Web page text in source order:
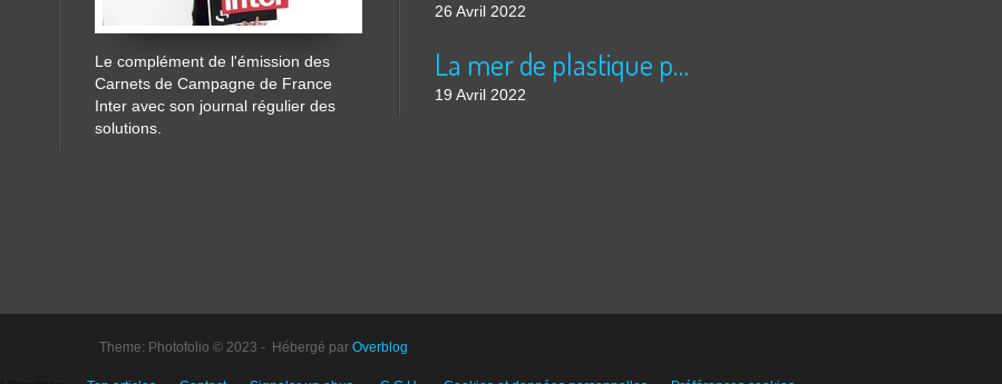
Le complément de l'émission des
Carnets de Campagne de France
Inter avec son journal régulier des
solutions.
26 Avril 2022
La mer de plastique pour légumes à échelle inhumaine, à Almeria: 5 fois la superficie de Paris....
19 Avril 2022
Theme: Photofolio © 2023 - Hébergé par Overblog